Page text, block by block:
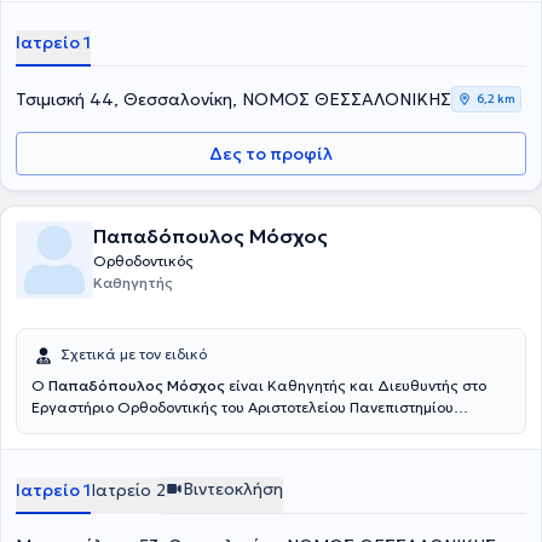
Ιατρείο 1
Τσιμισκή 44, Θεσσαλονίκη, ΝΟΜΟΣ ΘΕΣΣΑΛΟΝΙΚΗΣ 6,2 km
Δες το προφίλ
Παπαδόπουλος Μόσχος
Ορθοδοντικός
Καθηγητής
Σχετικά με τον ειδικό
Ο Παπαδόπουλος Μόσχος είναι Καθηγητής και Διευθυντής στο
Εργαστήριο Ορθοδοντικής του Αριστοτελείου Πανεπιστημίου
Messina και στο Πανεπιστήμιο “Luigi Vanvitelli” της Νάπολι στην
"Ελληνική Ορθοδοντική Επιθεώρηση". Διετέλεσε Πρόεδρος της
Βαλκανικής Εταιρείας Ειδικών Ορθοδοντικών, Πρόεδρος της
Ορθοδοντικής Εταιρείας Βορείου Ελλάδος, Βοηθός Διευθυντής
Ιατρείο 1Ιατρείο 2 Βιντεοκλήση